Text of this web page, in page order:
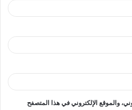
والموقع الإلكتروني في هذا المتصفح